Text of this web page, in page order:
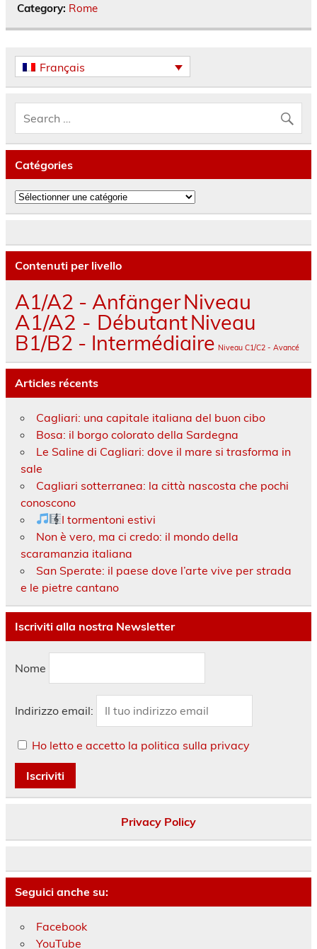
Category: Rome
Français
Catégories
Catégories
Contenuti per livello
A1/A2 - AnfängerNiveau
A1/A2 - DébutantNiveau
B1/B2 - Intermédiaire Niveau C1/C2 - Avancé
Articles récents
Cagliari: una capitale italiana del buon cibo
Bosa: il borgo colorato della Sardegna
Le Saline di Cagliari: dove il mare si trasforma in
sale
Cagliari sotterranea: la città nascosta che pochi
conoscono
I tormentoni estivi
Non è vero, ma ci credo: il mondo della
scaramanzia italiana
San Sperate: il paese dove l’arte vive per strada
e le pietre cantano
Iscriviti alla nostra Newsletter
Nome
Indirizzo email:
Ho letto e accetto la politica sulla privacy
Privacy Policy
Seguici anche su:
Facebook
YouTube